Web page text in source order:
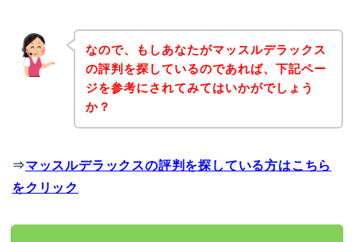
なので、もしあなたがマッスルデラックス
の評判を探しているのであれば、下記ペー
ジを参考にされてみてはいかがでしょう
か？
⇒マッスルデラックスの評判を探している方はこちら
をクリック